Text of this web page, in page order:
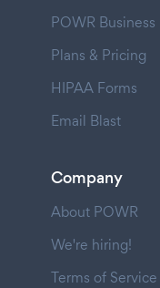
POWR Business
Plans & Pricing
HIPAA Forms
Email Blast
Company
About POWR
We're hiring!
Terms of Service